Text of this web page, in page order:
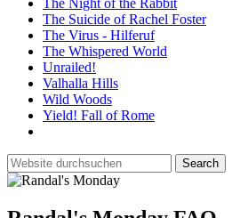
The Night of the Rabbit
The Suicide of Rachel Foster
The Virus - Hilferuf
The Whispered World
Unrailed!
Valhalla Hills
Wild Woods
Yield! Fall of Rome